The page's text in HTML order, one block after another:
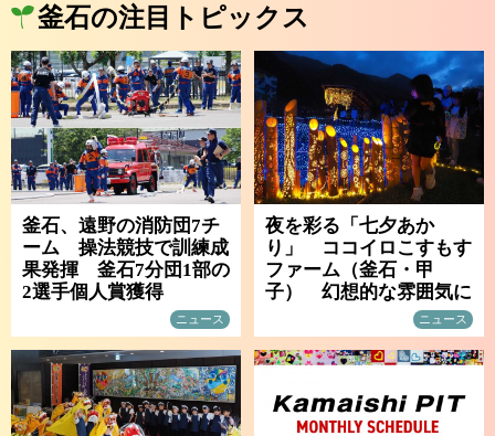
釜石の注目トピックス
釜石、遠野の消防団7チ
ーム 操法競技で訓練成
果発揮 釜石7分団1部の
2選手個人賞獲得
ニュース
夜を彩る「七夕あか
り」 ココイロこすもす
ファーム（釜石・甲
子） 幻想的な雰囲気に
ニュース